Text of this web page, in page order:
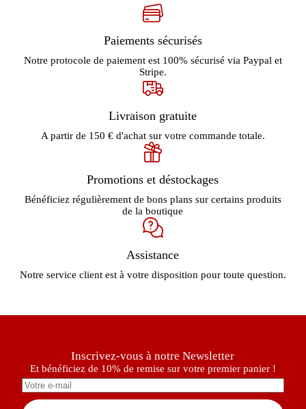
Paiements sécurisés
Notre protocole de paiement est 100% sécurisé via Paypal et
Stripe.
Livraison gratuite
A partir de 150 € d'achat sur votre commande totale.
Promotions et déstockages
Bénéficiez régulièrement de bons plans sur certains produits
de la boutique
Assistance
Notre service client est à votre disposition pour toute question.
Inscrivez-vous à notre Newsletter
Et bénéficiez de 10% de remise sur votre premier panier !